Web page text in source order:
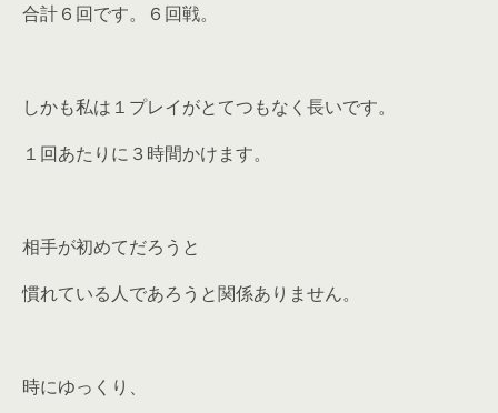
合計６回です。６回戦。
しかも私は１プレイがとてつもなく長いです。
１回あたりに３時間かけます。
相手が初めてだろうと
慣れている人であろうと関係ありません。
時にゆっくり、